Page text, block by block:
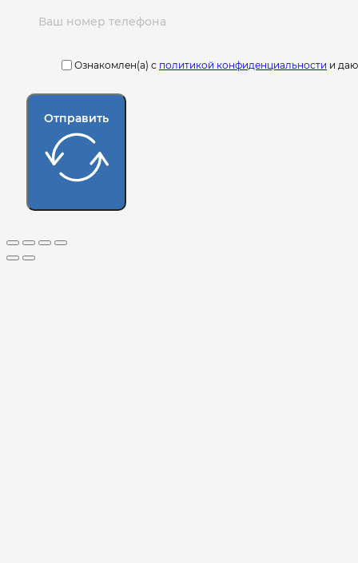
Ознакомлен(а) с политикой конфиденциальности и
Отправить